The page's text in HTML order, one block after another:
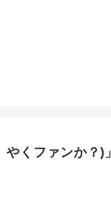
くファンか？)」